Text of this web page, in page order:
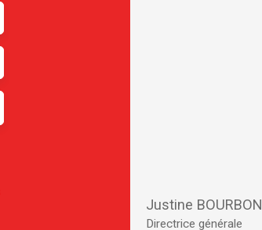
Justine BOURBON
Directrice générale